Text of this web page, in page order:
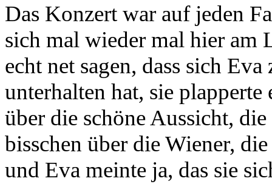
Das Konzert war auf jeden
sich mal wieder mal hier am
echt net sagen, dass sich
unterhalten hat, sie
über die schöne Aussicht,
bisschen über die Wiener,
und Eva meinte ja, das sie